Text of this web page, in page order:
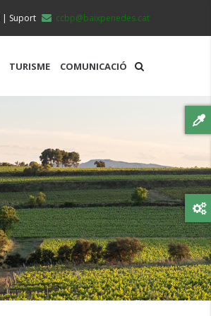
ccbp@baixpenedes.cat
| Suport
TURISME COMUNICACIÓ